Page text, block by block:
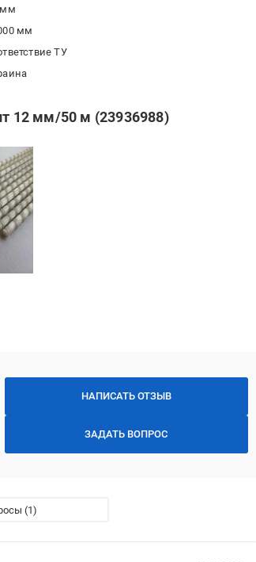
мм
мм
ТУ
12 мм/50 м (23936988)
НАПИСАТЬ ОТЗЫВ
ЗАДАТЬ ВОПРОС